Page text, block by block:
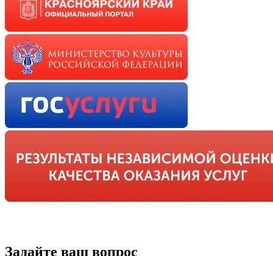
Задайте ваш вопрос